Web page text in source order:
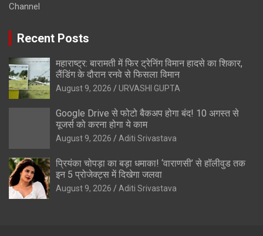
Channel
Recent Posts
महाराष्ट्र: बारामती में फिर ट्रेनिंग विमान हादसे का शिकार,
लैंडिंग के दौरान रनवे से फिसला विमान
August 9, 2026 URVASHI GUPTA
Google Drive से फोटो बैकअप होगा बंद! 10 अगस्त से
यूजर्स को करना होगा ये काम
August 9, 2026 Aditi Srivastava
प्रियंका चोपड़ा का बड़ा धमाका! ‘वाराणसी’ से हॉलीवुड तक
इन 5 प्रोजेक्ट्स में दिखेगा जलवा
August 9, 2026 Aditi Srivastava